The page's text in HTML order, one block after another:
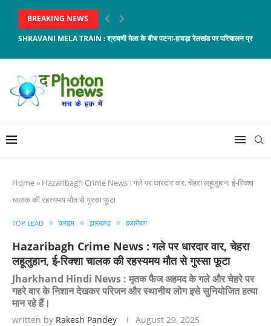
BREAKING NEWS
SHRAVANI MELA TRAIN : श्रावणी मेला के बीच पटना-हावड़ा रेलखंड पर परिचालन
Home» Hazaribagh Crime News : गले पर धारदार वार, चेहरा लहूलुहान, ई-रिक्शा
चालक की रहस्यमय मौत से गुस्सा फूटा
TOP LEAD क्राइम झारखण्ड हजारीबाग
Hazaribagh Crime News : गले पर धारदार वार, चेहरा
लहूलुहान, ई-रिक्शा चालक की रहस्यमय मौत से गुस्सा फूटा
Jharkhand Hindi News : मृतक फैज अहमद के गले और चेहरे पर
गहरे वार के निशान देखकर परिजन और स्थानीय लोग इसे सुनियोजित हत्या
मान रहे हैं।
written by Rakesh Pandey August 29, 2025